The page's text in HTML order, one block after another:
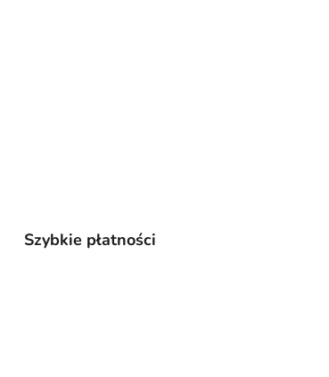
Szybkie płatności